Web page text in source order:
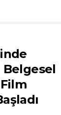
Belgesel